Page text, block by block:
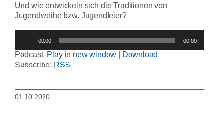
Und wie entwickeln sich die Traditionen von
Jugendweihe bzw. Jugendfeier?
00:00 00:00
Podcast: Play in new window
Download
Subscribe: RSS
01.10.2020